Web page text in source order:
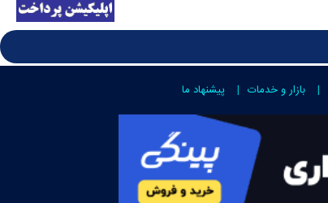
بازار و خدمات پیشنهاد ما